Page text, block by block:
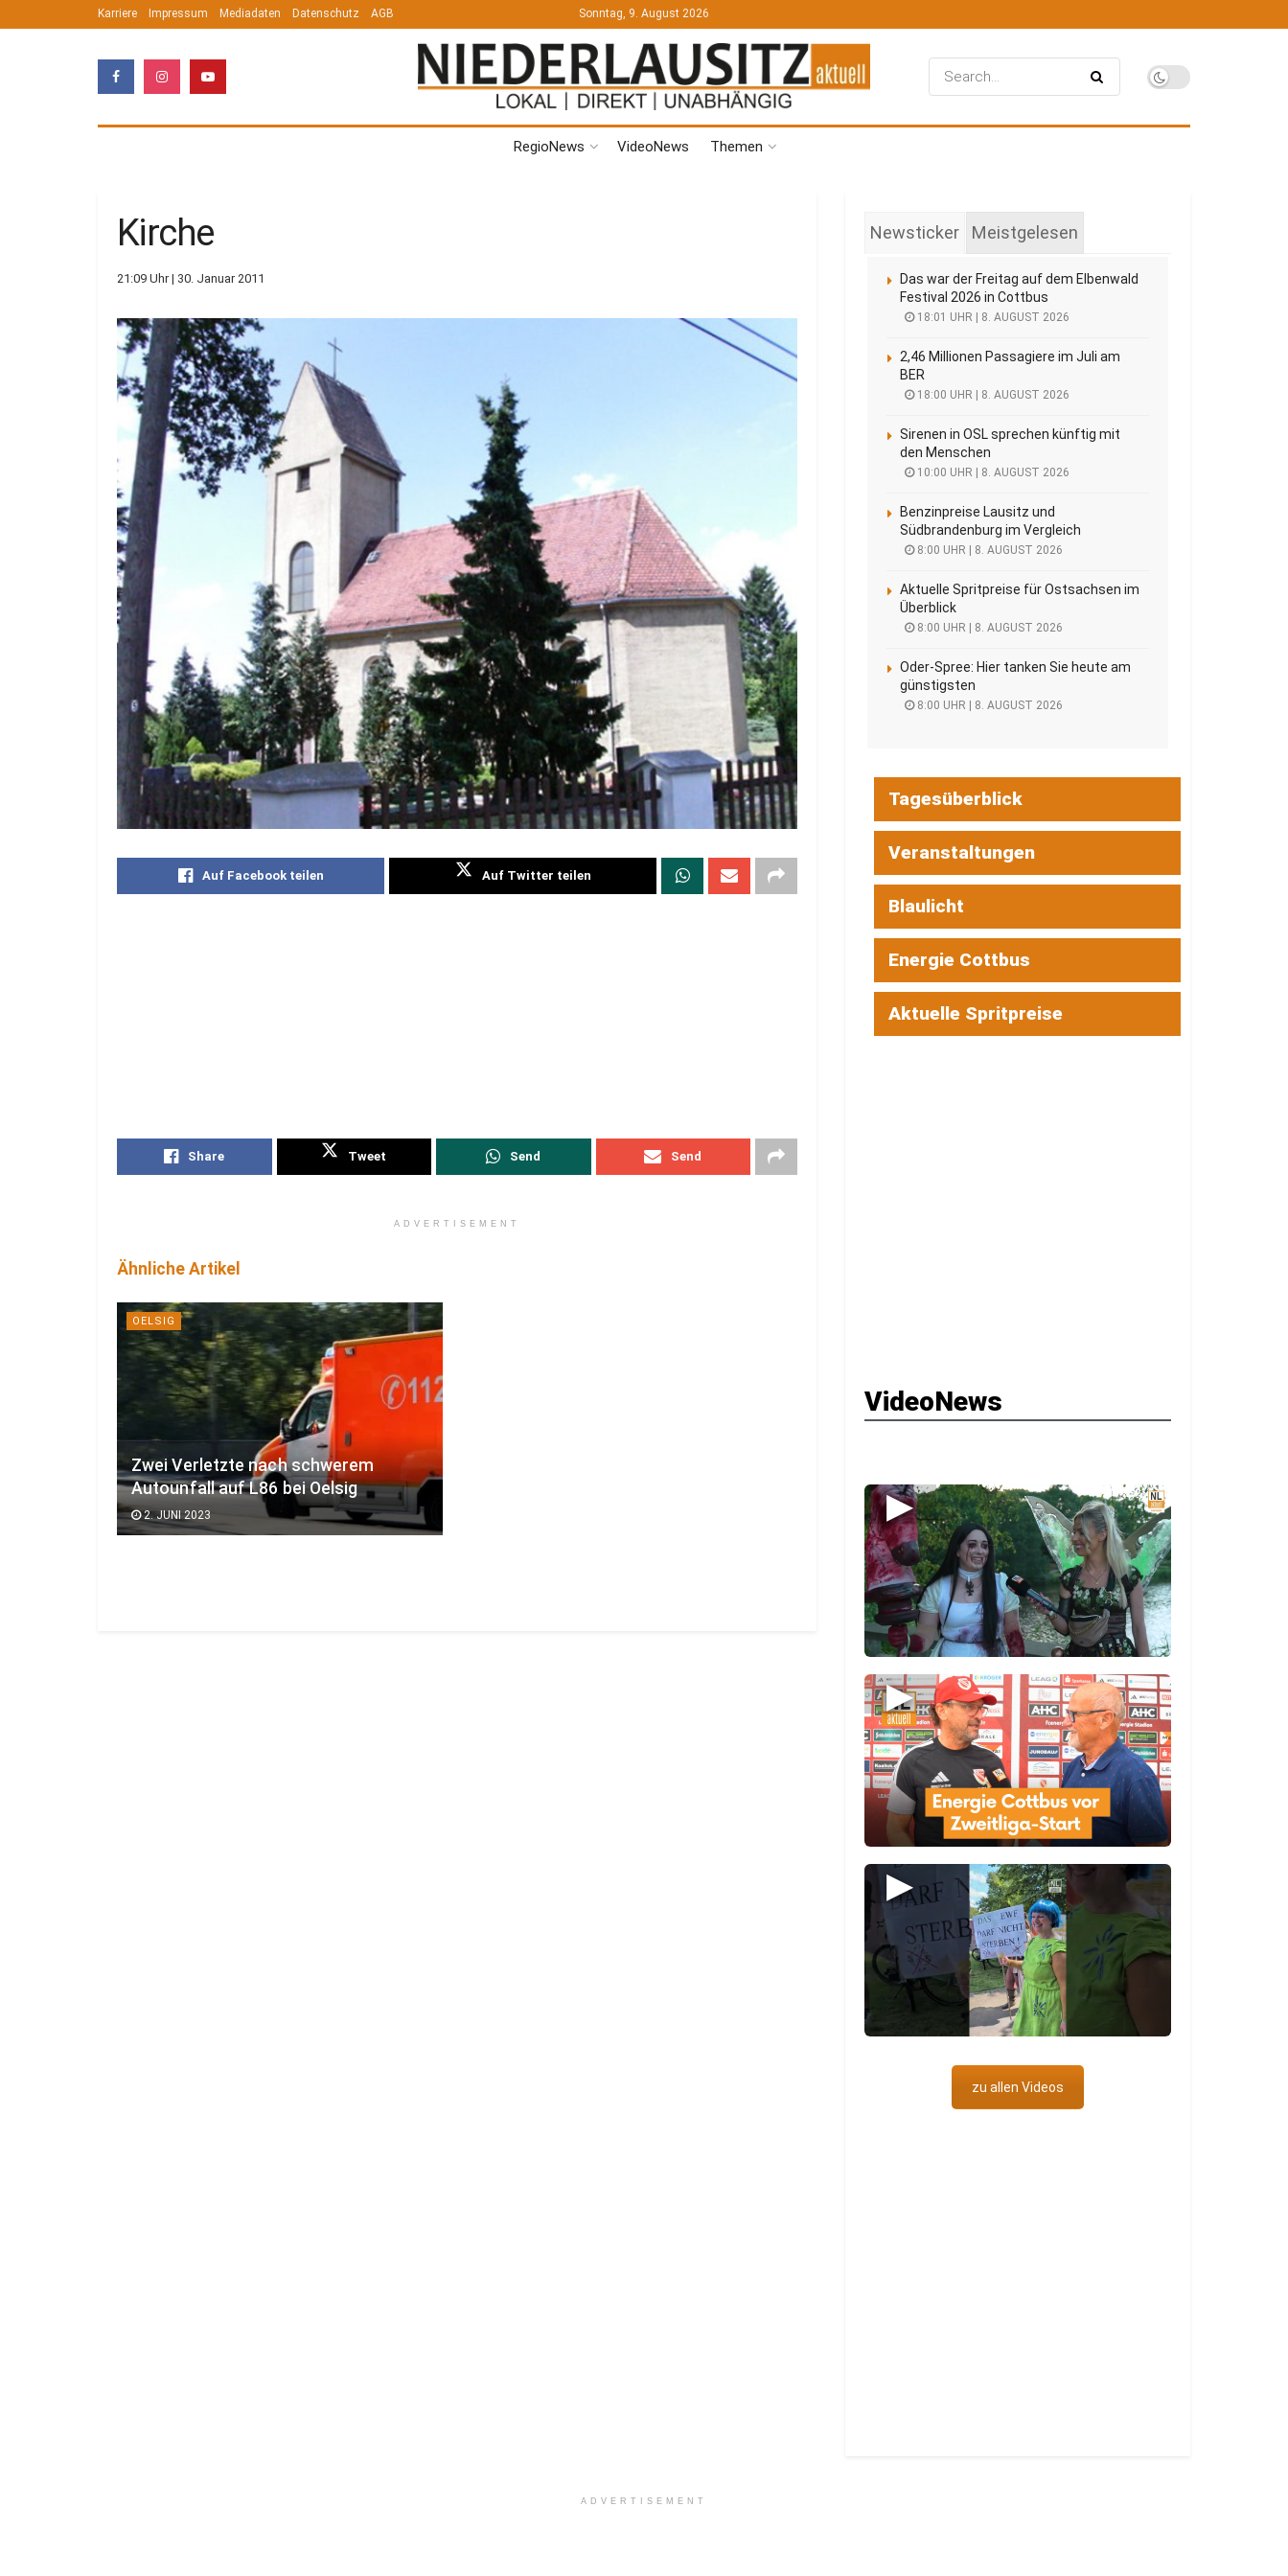
Karriere Impressum Mediadaten Datenschutz AGB Sonntag, 9. August 2026
RegioNews VideoNews Themen
Kirche
21:09 Uhr | 30. Januar 2011
Auf Facebook teilen Auf Twitter teilen
Share Tweet Send Send
ADVERTISEMENT
Ähnliche Artikel
OELSIG
Zwei Verletzte nach schwerem
Autounfall auf L86 bei Oelsig
2. JUNI 2023
Newsticker Meistgelesen
Das war der Freitag auf dem Elbenwald
Festival 2026 in Cottbus
18:01 UHR | 8. AUGUST 2026
2,46 Millionen Passagiere im Juli am
BER
18:00 UHR | 8. AUGUST 2026
Sirenen in OSL sprechen künftig mit
den Menschen
10:00 UHR | 8. AUGUST 2026
Benzinpreise Lausitz und
Südbrandenburg im Vergleich
8:00 UHR | 8. AUGUST 2026
Aktuelle Spritpreise für Ostsachsen im
Überblick
8:00 UHR | 8. AUGUST 2026
Oder-Spree: Hier tanken Sie heute am
günstigsten
8:00 UHR | 8. AUGUST 2026
Tagesüberblick
Veranstaltungen
Blaulicht
Energie Cottbus
Aktuelle Spritpreise
VideoNews
▶
▶
▶
zu allen Videos
ADVERTISEMENT